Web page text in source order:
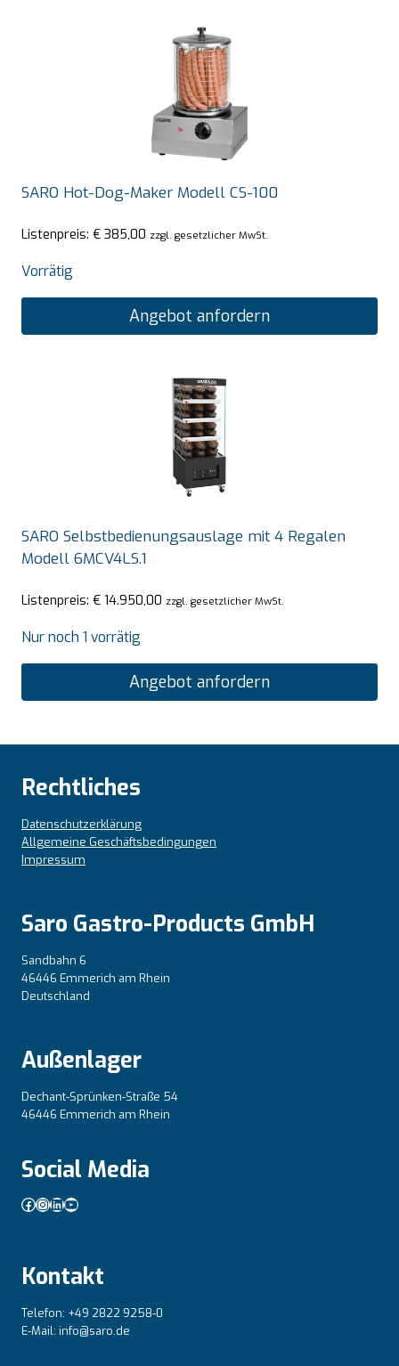
SARO Hot-Dog-Maker Modell CS-100
Listenpreis: € 385,00 zzgl. gesetzlicher MwSt.
Vorrätig
Angebot anfordern
SARO Selbstbedienungsauslage mit 4 Regalen
Modell 6MCV4LS.1
Listenpreis: € 14.950,00 zzgl. gesetzlicher MwSt.
Nur noch 1 vorrätig
Angebot anfordern
Rechtliches
Datenschutzerklärung
Allgemeine Geschäftsbedingungen
Impressum
Saro Gastro-Products GmbH
Sandbahn 6
46446 Emmerich am Rhein
Deutschland
Außenlager
Dechant-Sprünken-Straße 54
46446 Emmerich am Rhein
Social Media
Facebook
Instagram
LinkedIn
YouTube
Kontakt
Telefon: +49 2822 9258-0
E-Mail: info@saro.de